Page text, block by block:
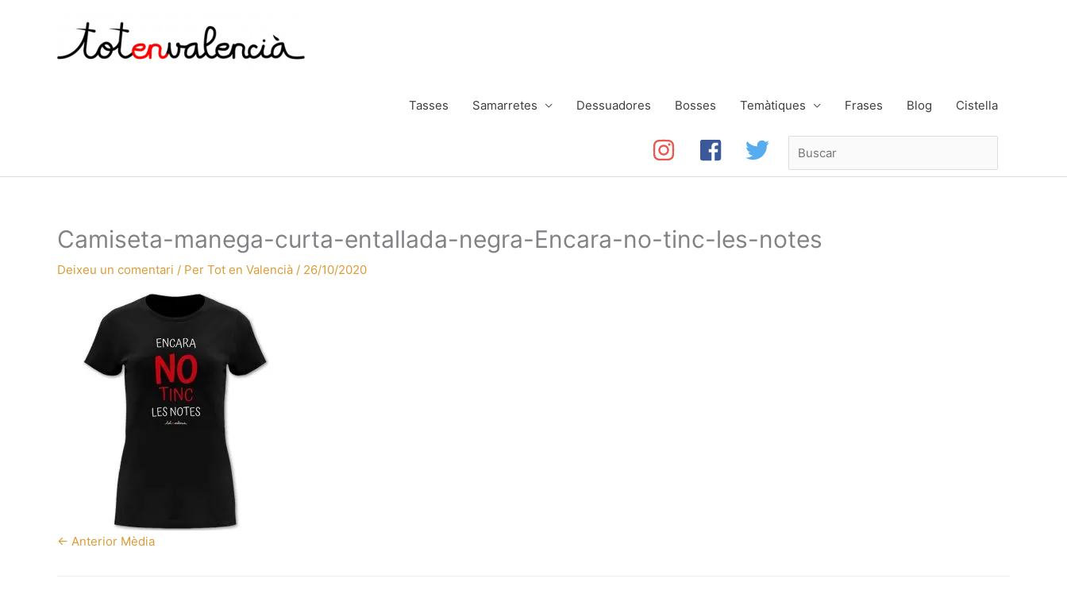
Tasses Samarretes Dessuadores Bosses Temàtiques Frases Blog Cistella
Camiseta-manega-curta-entallada-negra-Encara-no-tinc-les-notes
Deixeu un comentari / Per Tot en Valencià / 26/10/2020
← Anterior Mèdia